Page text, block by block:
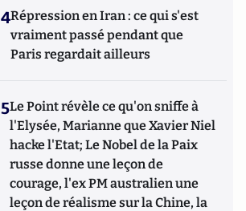
4Répression en Iran : ce qui s'est
vraiment passé pendant que
Paris regardait ailleurs
5Le Point révèle ce qu'on sniffe à
l'Elysée, Marianne que Xavier Niel
hacke l'Etat; Le Nobel de la Paix
russe donne une leçon de
courage, l'ex PM australien une
leçon de réalisme sur la Chine, la